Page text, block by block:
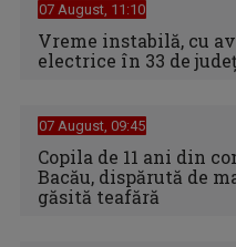
07 August, 11:10
Vreme instabilă, cu
electrice în 33 de
07 August, 09:45
Copila de 11 ani din
Bacău, dispărută de
găsită teafără